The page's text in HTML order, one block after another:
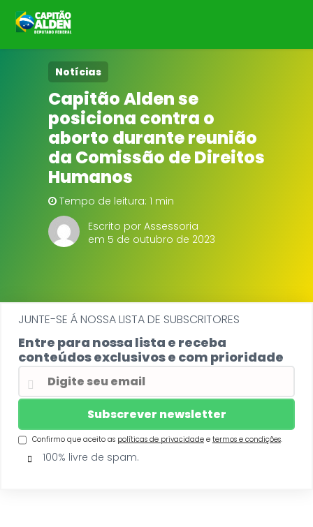
HOME
NOTÍCIAS
BIOGRAFIA
DOWNLOADS
EMENDAS
PROJETOS
Notícias
Capitão Alden se
posiciona contra o
aborto durante reunião
da Comissão de Direitos
Humanos
Tempo de leitura: 1 min
Escrito por Assessoria
em 5 de outubro de 2023
JUNTE-SE Á NOSSA LISTA DE SUBSCRITORES
Entre para nossa lista e receba
conteúdos exclusivos e com prioridade
Confirmo que aceito as políticas de privacidadee termos e condições.
100% livre de spam.